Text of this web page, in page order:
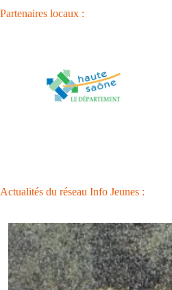
Partenaires locaux :
Actualités du réseau Info Jeunes :